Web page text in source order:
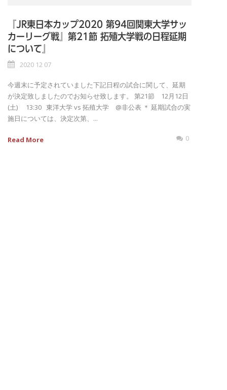
『JR東日本カップ2020 第94回関東大学サッ
カーリーグ戦』第21節 拓殖大学戦の日程延期
について』
2020 12 07
今週末に予定されていました下記日程の試合に関して、延期
が決定致しましたのでお知らせ致します。 第21節 12月12日
(土) 13:30 東洋大学 vs 拓殖大学 @非公表 ＊ 延期試合の実
施日については、決定次第、...
Read More 0